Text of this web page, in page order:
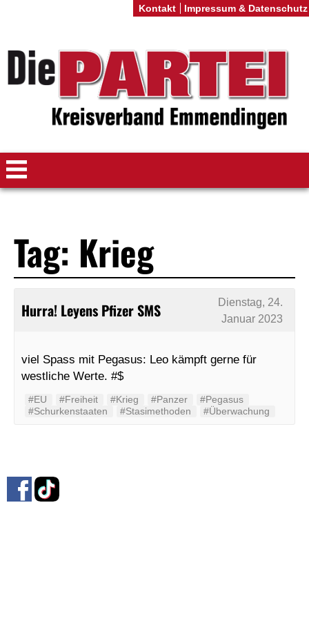
Tag: Krieg
Hurra! Leyens Pfizer SMS
Dienstag, 24.
Januar 2023
viel Spass mit Pegasus: Leo kämpft gerne für
westliche Werte. #$
#EU #Freiheit #Krieg #Panzer
#Pegasus
#Schurkenstaaten
#Stasimethoden #Überwachung
Kontakt Impressum & Datenschutz